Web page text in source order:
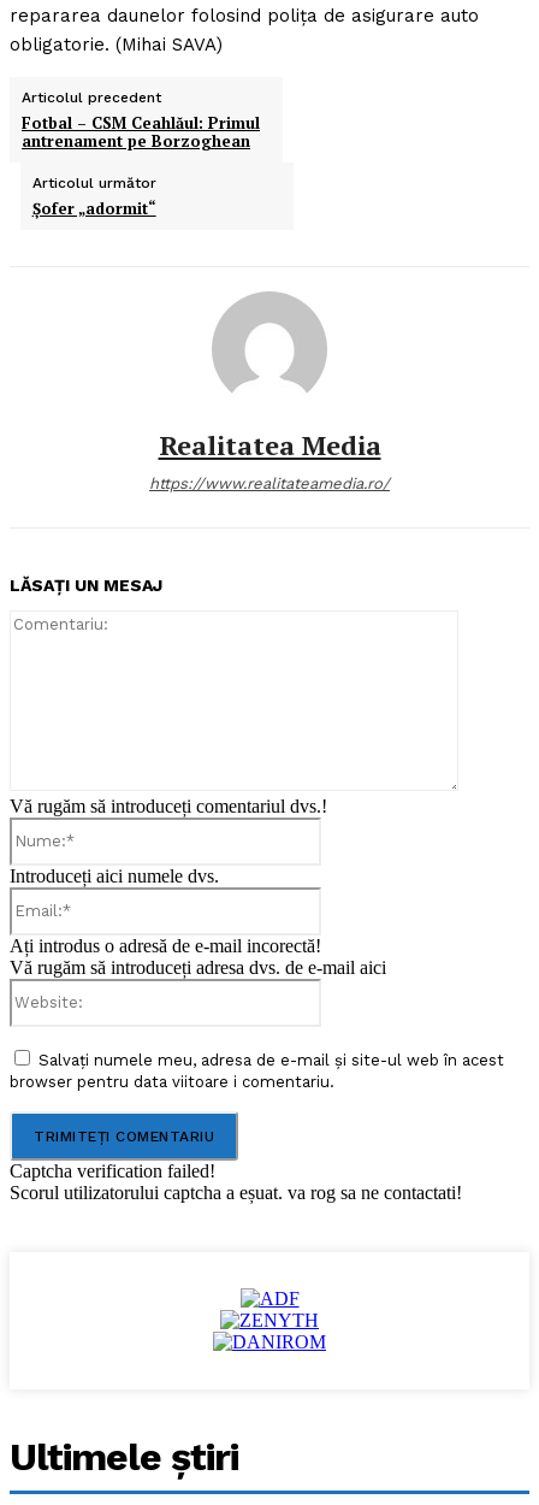
repararea daunelor folosind poliţa de asigurare auto
obligatorie. (Mihai SAVA)
Articolul precedent
Fotbal – CSM Ceahlăul: Primul
antrenament pe Borzoghean
Articolul următor
Şofer „adormit“
Realitatea Media
https://www.realitateamedia.ro/
LĂSAȚI UN MESAJ
Vă rugăm să introduceți comentariul dvs.!
Introduceți aici numele dvs.
Ați introdus o adresă de e-mail incorectă!
Vă rugăm să introduceți adresa dvs. de e-mail aici
Salvați numele meu, adresa de e-mail și site-ul web în acest
browser pentru data viitoare i comentariu.
Captcha verification failed!
Scorul utilizatorului captcha a eșuat. va rog sa ne contactati!
Ultimele ştiri